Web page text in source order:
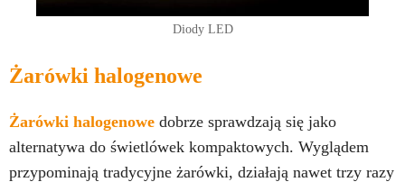
Diody LED
Żarówki halogenowe
Żarówki halogenowe dobrze sprawdzają się jako
alternatywa do świetlówek kompaktowych. Wyglądem
przypominają tradycyjne żarówki, działają nawet trzy razy